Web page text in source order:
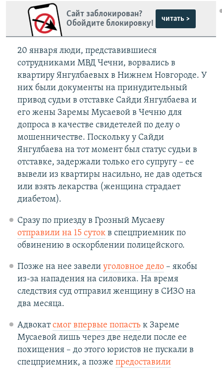
Сайт заблокирован?
Обойдите блокировку!
читать >
20 января люди, представившиеся
сотрудниками МВД Чечни, ворвались в
квартиру Янгулбаевых в Нижнем Новгороде. У
них были документы на принудительный
привод судьи в отставке Сайди Янгулбаева и
его жены Заремы Мусаевой в Чечню для
допроса в качестве свидетелей по делу о
мошенничестве. Поскольку у Сайди
Янгулбаева на тот момент был статус судьи в
отставке, задержали только его супругу – ее
вывели из квартиры насильно, не дав одеться
или взять лекарства (женщина страдает
диабетом).
Сразу по приезду в Грозный Мусаеву
отправили на 15 сутокв спецприемник по
обвинению в оскорблении полицейского.
Позже на нее завели уголовное дело– якобы
из-за нападения на силовика. На время
следствия суд отправил женщину в СИЗО на
два месяца.
Адвокатсмог впервые попастьк Зареме
Мусаевой лишь через две недели после ее
похищения – до этого юристов не пускали в
спецприемник, а позже предоставили